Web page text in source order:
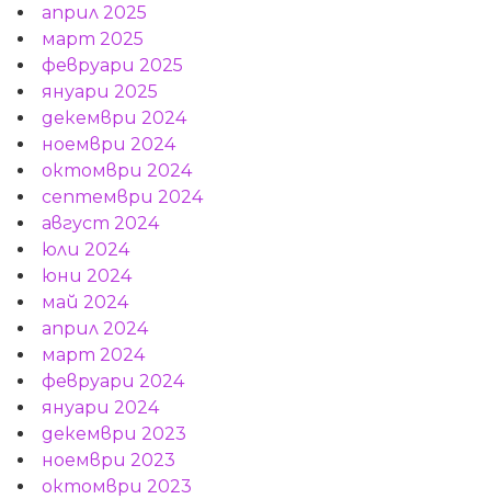
април 2025
март 2025
февруари 2025
януари 2025
декември 2024
ноември 2024
октомври 2024
септември 2024
август 2024
юли 2024
юни 2024
май 2024
април 2024
март 2024
февруари 2024
януари 2024
декември 2023
ноември 2023
октомври 2023